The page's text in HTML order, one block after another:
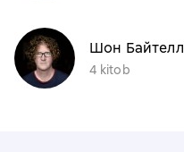
Шон Байтелл
4 kitob